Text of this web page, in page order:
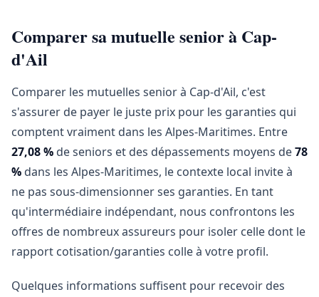
Comparer sa mutuelle senior à Cap-
d'Ail
Comparer les mutuelles senior à Cap-d'Ail, c'est
s'assurer de payer le juste prix pour les garanties qui
comptent vraiment dans les Alpes-Maritimes. Entre
27,08 % de seniors et des dépassements moyens de78
% dans les Alpes-Maritimes, le contexte local invite à
ne pas sous-dimensionner ses garanties. En tant
qu'intermédiaire indépendant, nous confrontons les
offres de nombreux assureurs pour isoler celle dont le
rapport cotisation/garanties colle à votre profil.
Quelques informations suffisent pour recevoir des